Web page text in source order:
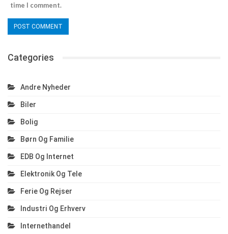
time I comment.
Categories
Andre Nyheder
Biler
Bolig
Børn Og Familie
EDB Og Internet
Elektronik Og Tele
Ferie Og Rejser
Industri Og Erhverv
Internethandel